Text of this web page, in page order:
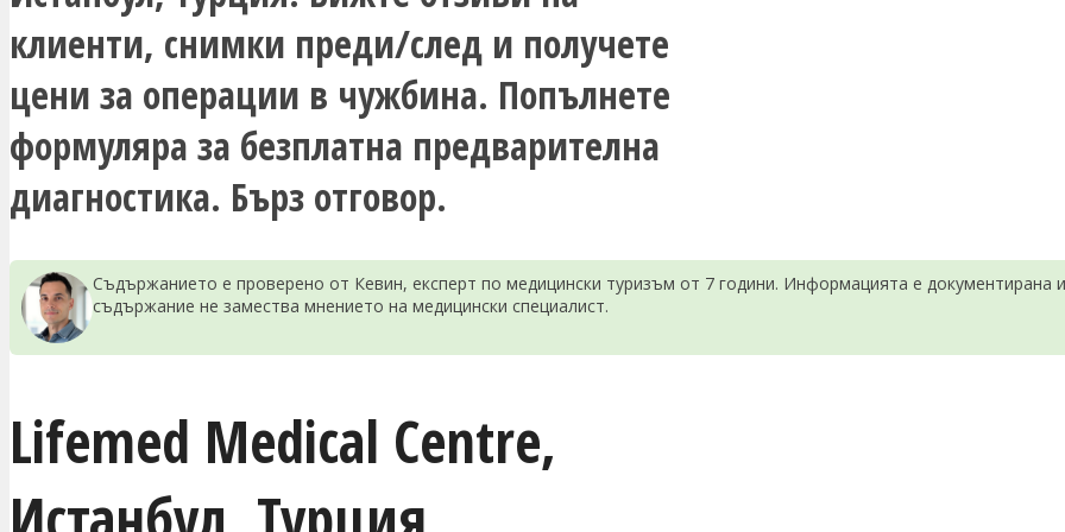
клиенти, снимки преди/след и получете
цени за операции в чужбина. Попълнете
формуляра за безплатна предварителна
диагностика. Бърз отговор.
Съдържанието е проверено от Кевин, експерт по медицински туризъм от 7 години. Информацията е документирана
съдържание не замества мнението на медицински специалист.
Lifemed Medical Centre,